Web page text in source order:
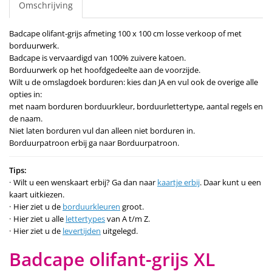
Omschrijving
Badcape olifant-grijs afmeting 100 x 100 cm losse verkoop of met
borduurwerk.
Badcape is vervaardigd van 100% zuivere katoen.
Borduurwerk op het hoofdgedeelte aan de voorzijde.
Wilt u de omslagdoek borduren: kies dan JA en vul ook de overige alle
opties in:
met naam borduren borduurkleur, borduurlettertype, aantal regels en
de naam.
Niet laten borduren vul dan alleen niet borduren in.
Borduurpatroon erbij ga naar Borduurpatroon.
Tips:
Wilt u een wenskaart erbij? Ga dan naar kaartje erbij. Daar kunt u een
kaart uitkiezen.
Hier ziet u de borduurkleuren groot.
Hier ziet u alle lettertypesvan A t/m Z.
Hier ziet u de levertijden uitgelegd.
Badcape olifant-grijs XL